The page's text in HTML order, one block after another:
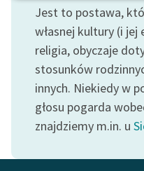
niepełnosprawnościami
E-kolekcja lektur
szkolnych i literatury do
słuchania dla uczennic i
uczniów z
niepełnosprawnościami
Feministyczne inspiracje.
Jest to postawa,
własnej kultury (i
religia, obyczaje
stosunków
innych. Niekiedy w
głosu pogarda
znajdziemy m.in. u